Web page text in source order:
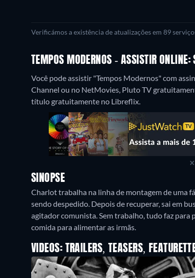
Verificámos a existência de atualizações em 89
TEMPOS MODERNOS - ASSISTIR
Você pode assistir "Tempos Modernos" com
Channel ou no NetMovies, Pluto TV
título gratuitamente no Libreflix.
SINOPSE
Charlot trabalha na linha de montagem de uma
sendo despedido. Depois de recuperar, sai em
agitador comunista. Sem trabalho, tudo faz para
comida para alimentar as irmãs.
VIDEOS: TRAILERS, TEASERS,